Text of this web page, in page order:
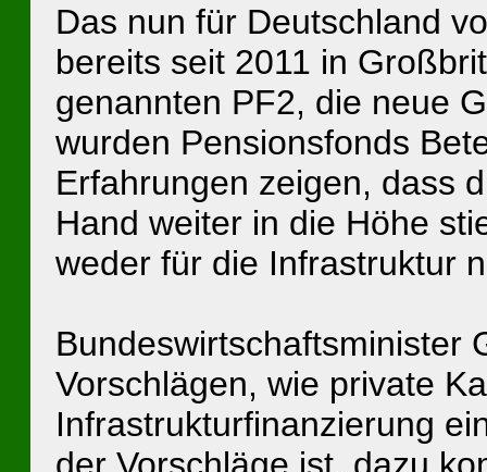
Das nun für Deutschland
bereits seit 2011 in
genannten PF2, die neue
wurden Pensionsfonds
Erfahrungen zeigen, dass
Hand weiter in die Höhe
weder für die Infrastruktur
Bundeswirtschaftsminister
Vorschlägen, wie private
Infrastrukturfinanzierung
der Vorschläge ist, dazu